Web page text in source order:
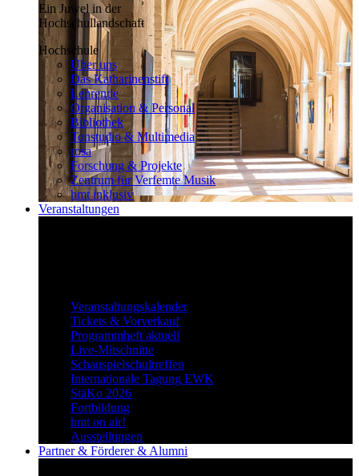
Ein Juwel in der
Hochschullandschaft
Hochschule
Über uns
Das Katharinenstift
Lehrende
Organisation & Personal
Bibliothek
Tonstudio & Multimedia
rosa
Forschung & Projekte
Zentrum für Verfemte Musik
hmt inklusiv
Veranstaltungen
Veranstaltungskalender
Tickets & Vorverkauf
Programmheft aktuell
Live-Mitschnitte
Schauspielschultreffen
Internationale Tagung EWK
StäKo 2026
Fortbildung
hmt on air!
Ausstellungen
Partner & Förderer & Alumni